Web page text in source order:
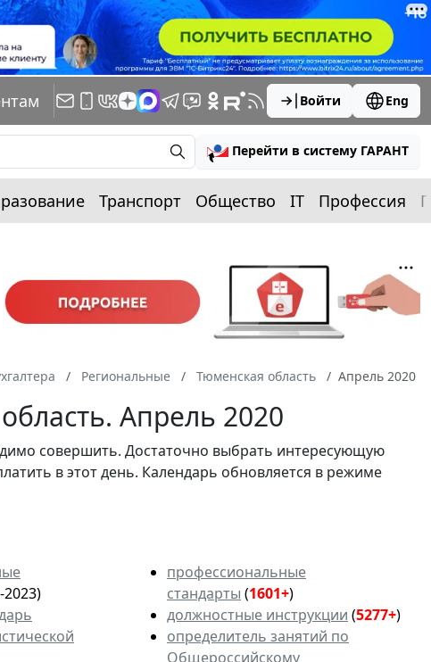
Войти Eng
Перейти в систему ГАРАНТ
Транспорт Общество IT Профессия
Региональные Тюменская область Апрель 2020
Апрель 2020
совершить. Достаточно выбрать интересующую
в этот день. Календарь обновляется в режиме
2023)
профессиональные
стандарты (1601+)
должностные инструкции (5277+)
определитель занятий по
Общероссийскому